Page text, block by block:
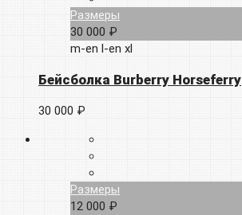
Размеры
30 000 ₽
m-en l-en xl
Бейсболка Burberry Horseferry
30 000 ₽
Размеры
12 000 ₽